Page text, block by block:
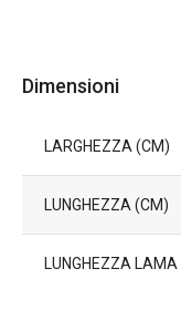
Dimensioni
LARGHEZZA (CM)
LUNGHEZZA (CM)
LUNGHEZZA